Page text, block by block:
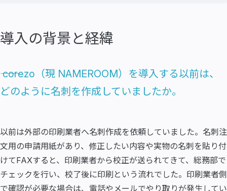
導入の背景と経緯
―― corezo（現 NAMEROOM）を導入する以前は、
どのように名刺を作成していましたか。
以前は外部の印刷業者へ名刺作成を依頼していました。名刺注
文用の申請用紙があり、修正したい内容や実物の名刺を貼り付
けてFAXすると、印刷業者から校正が送られてきて、総務部で
チェックを行い、校了後に印刷という流れでした。印刷業者側
で確認が必要な場合は、電話やメールでやり取りが発生してい